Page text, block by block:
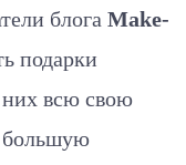
блога Make-
подарки
них всю свою
большую